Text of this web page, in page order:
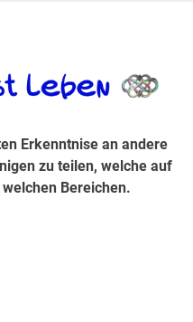
Bereichen.
Erkenntnise an andere
zu teilen, welche auf
Bereichen.